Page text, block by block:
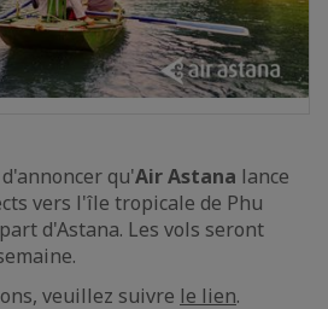
qu'Air Astana lance
vers l'île tropicale de Phu
d'Astana. Les vols seront
veuillez suivre le lien.